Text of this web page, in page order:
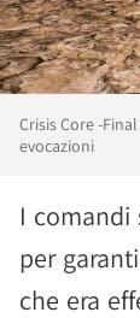
Crisis Core -
evocazioni
I comandi
per
che era